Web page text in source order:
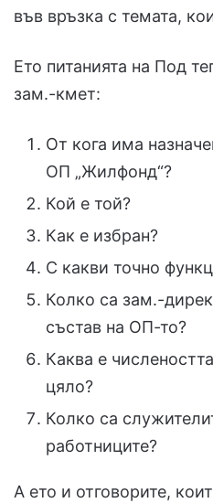
във връзка с темата,
Ето питанията на Под
зам.-кмет:
От кога има
ОП „Жилфонд“?
Кой е той?
Как е избран?
С какви точно
Колко са зам.-
състав на ОП-то?
Каква е
цяло?
Колко са
работниците?
А ето и отговорите,